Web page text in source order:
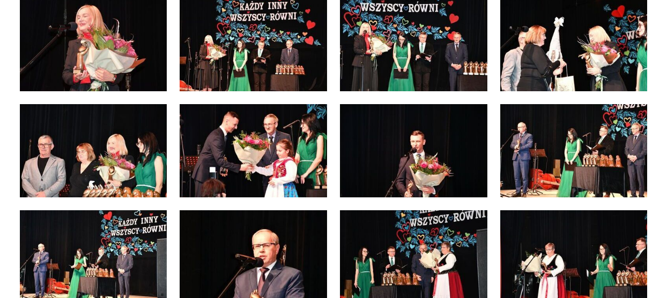
Ustawienia
Szanujemy Twoją prywatność. Możesz zmienić ustawienia cookies lub zaakceptować je
wszystkie. W dowolnym momencie możesz dokonać zmiany swoich ustawień.
Niezbędne
Niezbędne pliki cookies służą do prawidłowego funkcjonowania strony internetowej i
umożliwiają Ci komfortowe korzystanie z oferowanych przez nas usług.
Pliki cookies odpowiadają na podejmowane przez Ciebie działania w celu m.in.